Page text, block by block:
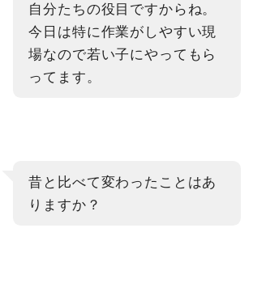
自分たちの役目ですからね。
今日は特に作業がしやすい現
場なので若い子にやってもら
ってます。
昔と比べて変わったことはあ
りますか？